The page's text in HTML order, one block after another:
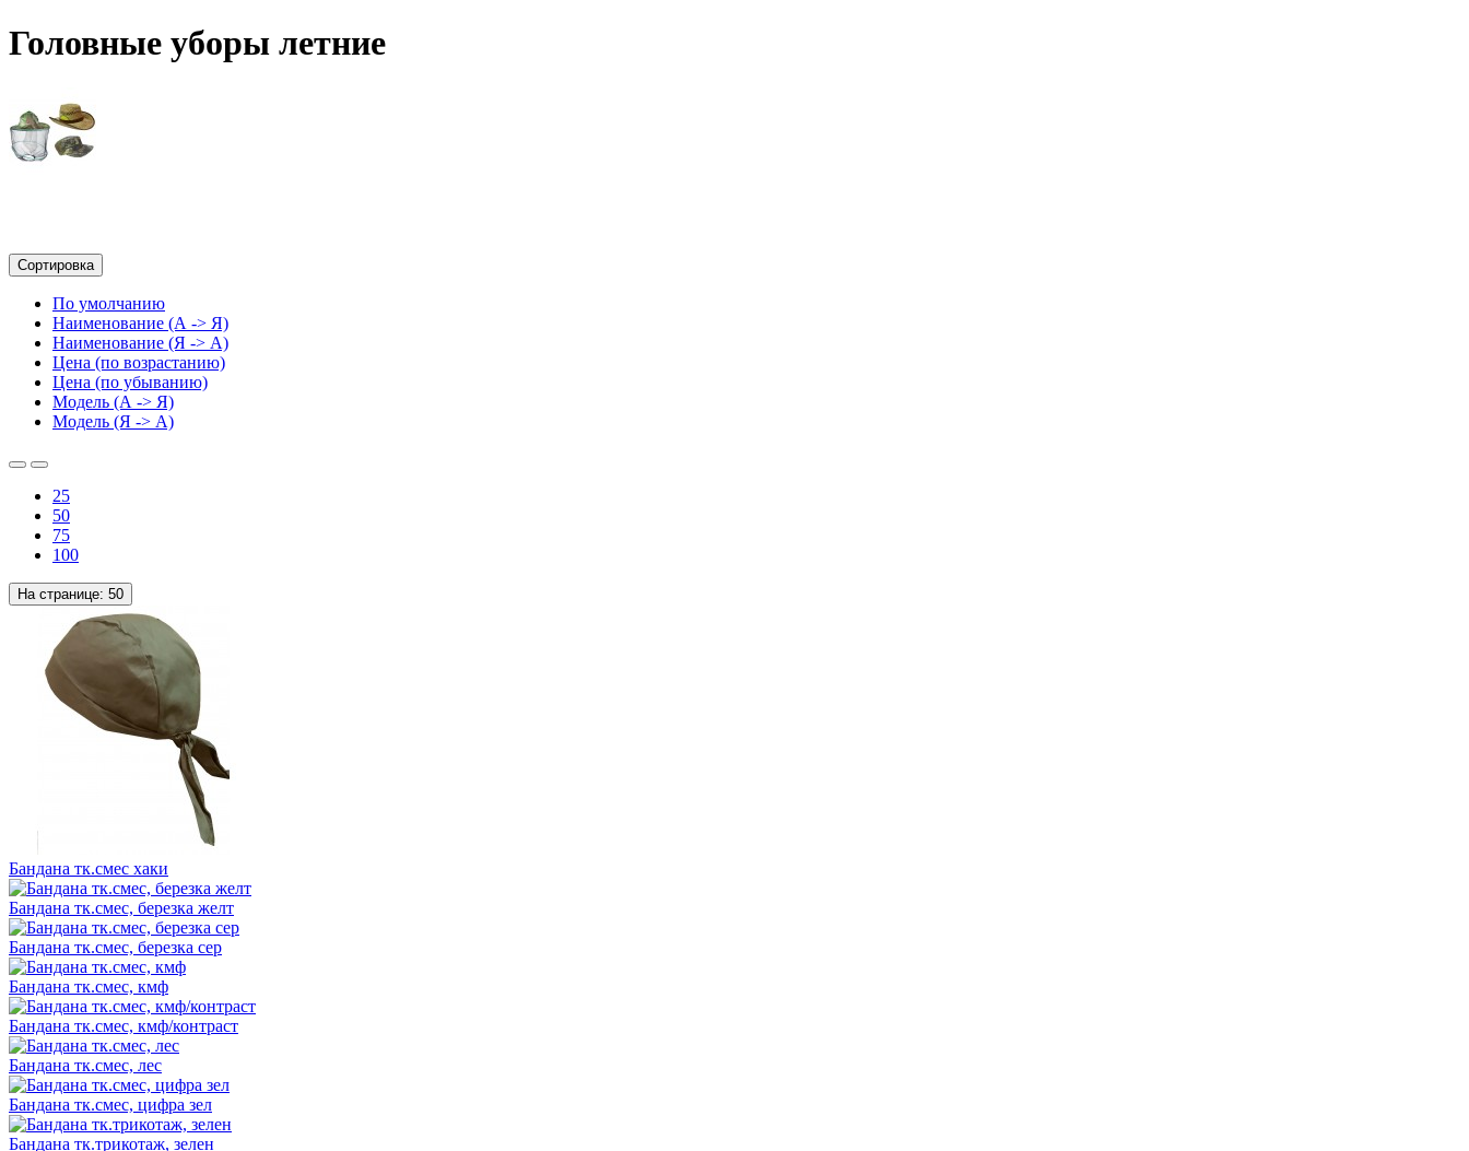
Головные уборы летние
Сортировка
По умолчанию
Наименование (А -> Я)
Наименование (Я -> А)
Цена (по возрастанию)
Цена (по убыванию)
Модель (А -> Я)
Модель (Я -> А)
25
50
75
100
На странице: 50
Бандана тк.смес хаки
Бандана тк.смес, березка желт
Бандана тк.смес, березка сер
Бандана тк.смес, кмф
Бандана тк.смес, кмф/контраст
Бандана тк.смес, лес
Бандана тк.смес, цифра зел
Бандана тк.трикотаж, зелен